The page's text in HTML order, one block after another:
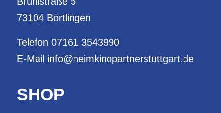
73104 Börtlingen
Telefon 07161 3543990
E-Mail info@heimkinopartnerstuttgart.de
SHOP